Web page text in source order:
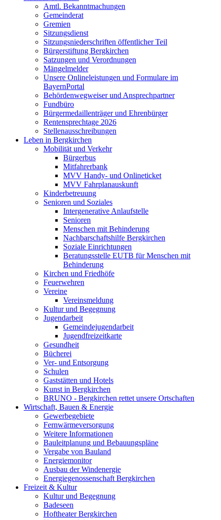
Amtl. Bekanntmachungen
Gemeinderat
Gremien
Sitzungsdienst
Sitzungsniederschriften öffentlicher Teil
Bürgerstiftung Bergkirchen
Satzungen und Verordnungen
Mängelmelder
Unsere Onlineleistungen und Formulare im
BayernPortal
Behördenwegweiser und Ansprechpartner
Fundbüro
Bürgermedaillenträger und Ehrenbürger
Rentensprechtage 2026
Stellenausschreibungen
Leben in Bergkirchen
Mobilität und Verkehr
Bürgerbus
Mitfahrerbank
MVV Handy- und Onlineticket
MVV Fahrplanauskunft
Kinderbetreuung
Senioren und Soziales
Intergenerative Anlaufstelle
Senioren
Menschen mit Behinderung
Nachbarschaftshilfe Bergkirchen
Soziale Einrichtungen
Beratungsstelle EUTB für Menschen mit
Behinderung
Kirchen und Friedhöfe
Feuerwehren
Vereine
Vereinsmeldung
Kultur und Begegnung
Jugendarbeit
Gemeindejugendarbeit
Jugendfreizeitkarte
Gesundheit
Bücherei
Ver- und Entsorgung
Schulen
Gaststätten und Hotels
Kunst in Bergkirchen
BRUNO - Bergkirchen rettet unsere Ortschaften
Wirtschaft, Bauen & Energie
Gewerbegebiete
Fernwärmeversorgung
Weitere Informationen
Bauleitplanung und Bebauungspläne
Vergabe von Bauland
Energiemonitor
Ausbau der Windenergie
Energiegenossenschaft Bergkirchen
Freizeit & Kultur
Kultur und Begegnung
Badeseen
Hoftheater Bergkirchen